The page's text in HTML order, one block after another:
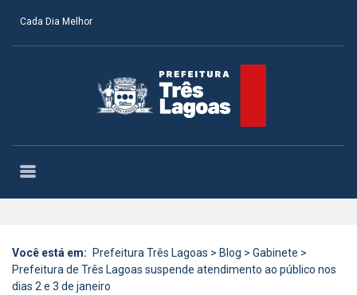
Cada Dia Melhor
Você está em: Prefeitura Três Lagoas > Blog > Gabinete >
Prefeitura de Três Lagoas suspende atendimento ao público nos
dias 2 e 3 de janeiro